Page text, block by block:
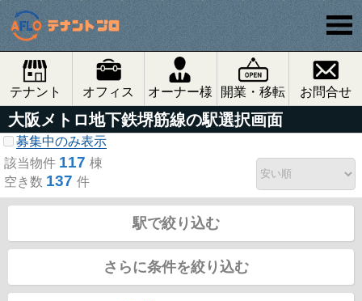
テナント オフィス オーナー様 開業・移転 お問合せ
大阪メトロ地下鉄堺筋線の駅選択画面
募集中のみ表示
該当物件 117 棟
空き数 137 件
駅で絞り込む
さらに条件を絞り込む